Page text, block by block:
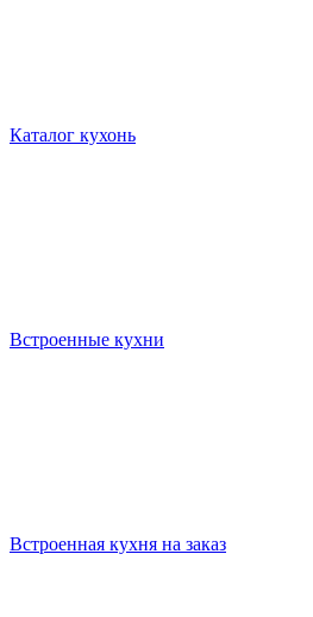
Каталог кухонь
Встроенные кухни
Встроенная кухня на заказ